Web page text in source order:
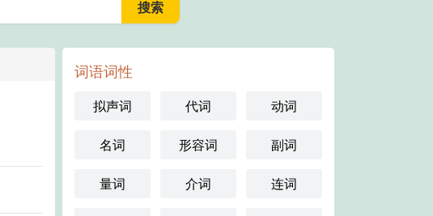
词语词性
拟声词 代词 动词
名词 形容词 副词
量词 介词 连词